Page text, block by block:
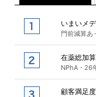
いまいメ
門前減算あ
在薬総加
NPhA・26
顧客満足